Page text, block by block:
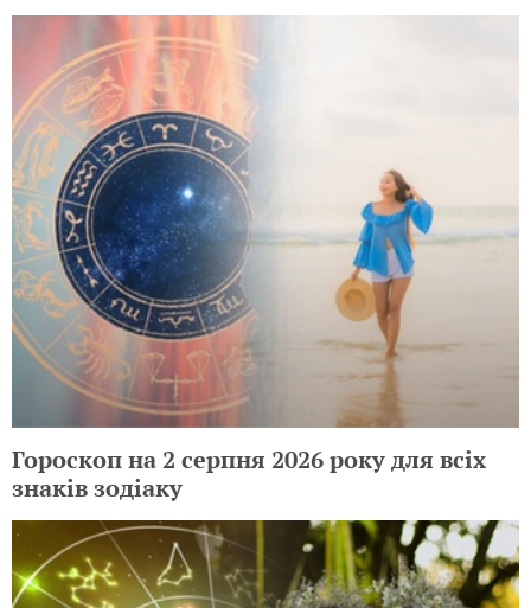
Гороскоп на 2 серпня 2026 року для всіх
знаків зодіаку